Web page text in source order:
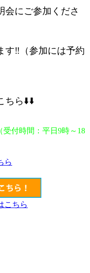
会にご参加 くださ
す‼️（参加には予約
ちら⬇️⬇️
（受付時間：平日9時～18